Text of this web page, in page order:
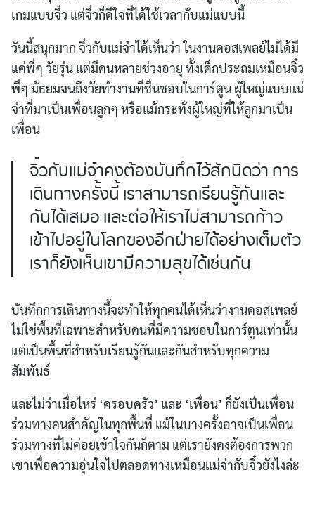
เกมแบบจิ๋ว แต่จิ๋วก็ดีใจที่ได้ใช้เวลากับแม่แบบนี้
วันนี้สนุกมาก จิ๋วกับแม่จ๋าได้เห็นว่า ในงานคอสเพลย์ไม่ได้มี
แค่พี่ๆ วัยรุ่น แต่มีคนหลายช่วงอายุ ทั้งเด็กประถมเหมือนจิ๋ว
พี่ๆ มัธยมจนถึงวัยทำงานที่ชื่นชอบในการ์ตูน ผู้ใหญ่แบบแม่
จ๋าที่มาเป็นเพื่อนลูกๆ หรือแม้กระทั่งผู้ใหญ่ที่ให้ลูกมาเป็น
เพื่อน
จิ๋วกับแม่จ๋าคงต้องบันทึกไว้สักนิดว่า การ
เดินทางครั้งนี้ เราสามารถเรียนรู้กันและ
กันได้เสมอ และต่อให้เราไม่สามารถก้าว
เข้าไปอยู่ในโลกของอีกฝ่ายได้อย่างเต็มตัว
เราก็ยังเห็นเขามีความสุขได้เช่นกัน
บันทึกการเดินทางนี้จะทำให้ทุกคนได้เห็นว่างานคอสเพลย์
ไม่ใช่พื้นที่เฉพาะสำหรับคนที่มีความชอบในการ์ตูนเท่านั้น
แต่เป็นพื้นที่สำหรับเรียนรู้กันและกันสำหรับทุกความ
สัมพันธ์
และไม่ว่าเมื่อไหร่ ‘ครอบครัว’ และ ‘เพื่อน’ ก็ยังเป็นเพื่อน
ร่วมทางคนสำคัญในทุกพื้นที่ แม้ในบางครั้งอาจเป็นเพื่อน
ร่วมทางที่ไม่ค่อยเข้าใจกันก็ตาม แต่เรายังคงต้องการพวก
เขาเพื่อความอุ่นใจไปตลอดทางเหมือนแม่จ๋ากับจิ๋วยังไงล่ะ